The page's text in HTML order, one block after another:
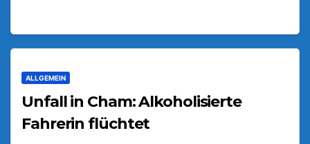
ALLGEMEIN
Unfall in Cham: Alkoholisierte
Fahrerin flüchtet